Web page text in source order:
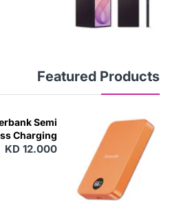
Featured Products
Semi
Charging
KD 12.000